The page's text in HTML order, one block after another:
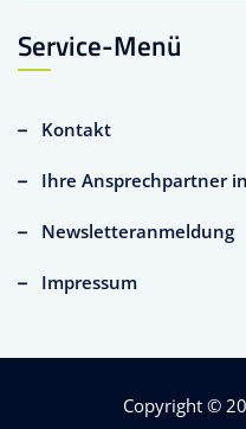
Service-Menü
Kontakt
Ihre Ansprechpartner
Newsletteranmeldung
Impressum
Copyright ©